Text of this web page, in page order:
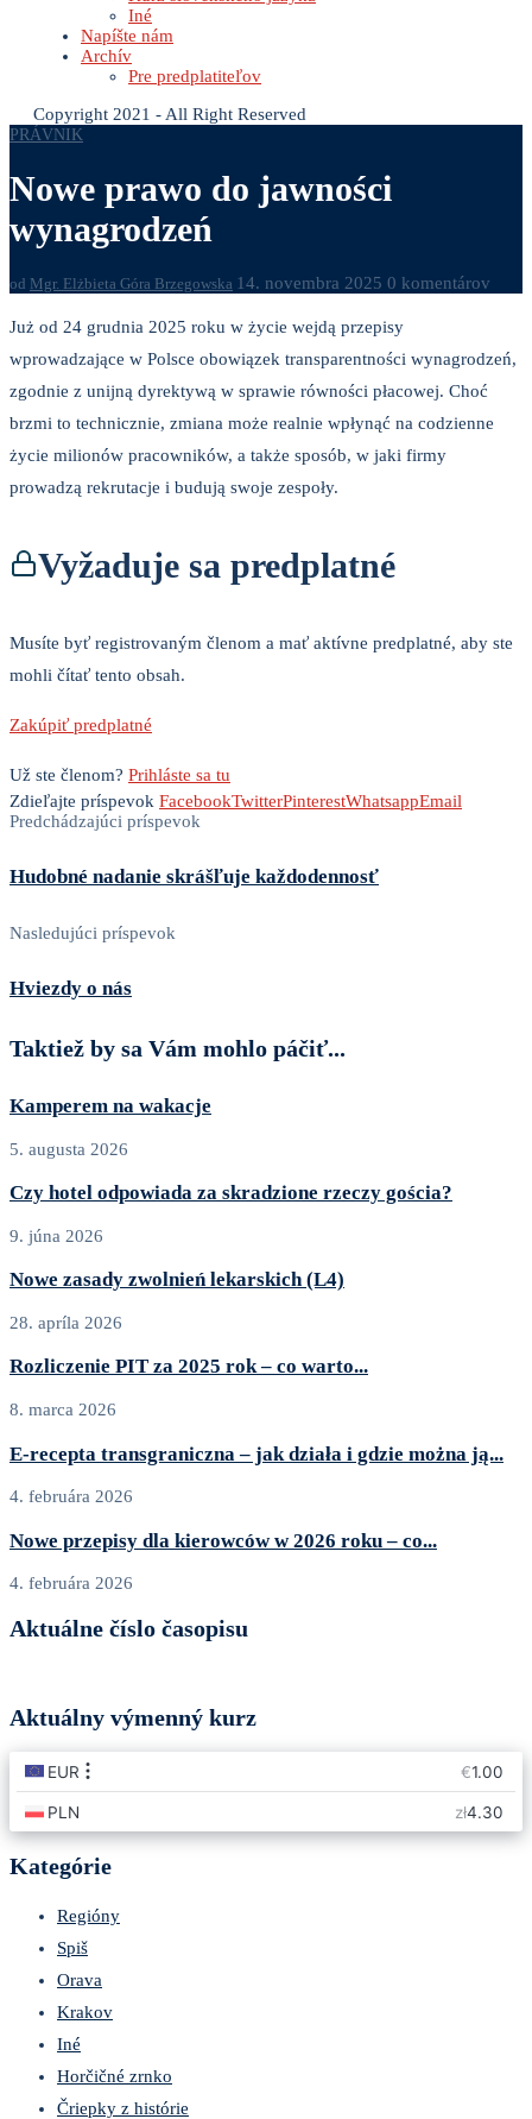
Iné
Napíšte nám
Archív
Pre predplatiteľov
Copyright 2021 - All Right Reserved
PRÁVNIK
Nowe prawo do jawności
wynagrodzeń
od Mgr. Elżbieta Góra Brzegowska 14. novembra 2025 0 komentárov
Już od 24 grudnia 2025 roku w życie wejdą przepisy
wprowadzające w Polsce obowiązek transparentności wynagrodzeń,
zgodnie z unijną dyrektywą w sprawie równości płacowej. Choć
brzmi to technicznie, zmiana może realnie wpłynąć na codzienne
życie milionów pracowników, a także sposób, w jaki firmy
prowadzą rekrutacje i budują swoje zespoły.
Vyžaduje sa predplatné
Musíte byť registrovaným členom a mať aktívne predplatné, aby ste
mohli čítať tento obsah.
Zakúpiť predplatné
Už ste členom? Prihláste sa tu
Zdieľajte príspevok FacebookTwitterPinterestWhatsappEmail
Predchádzajúci príspevok
Hudobné nadanie skrášľuje každodennosť
Nasledujúci príspevok
Hviezdy o nás
Taktiež by sa Vám mohlo páčiť...
Kamperem na wakacje
5. augusta 2026
Czy hotel odpowiada za skradzione rzeczy gościa?
9. júna 2026
Nowe zasady zwolnień lekarskich (L4)
28. apríla 2026
Rozliczenie PIT za 2025 rok – co warto...
8. marca 2026
E‑recepta transgraniczna – jak działa i gdzie można ją...
4. februára 2026
Nowe przepisy dla kierowców w 2026 roku – co...
4. februára 2026
Aktuálne číslo časopisu
Aktuálny výmenný kurz
Kategórie
Regióny
Spiš
Orava
Krakov
Iné
Horčičné zrnko
Čriepky z histórie